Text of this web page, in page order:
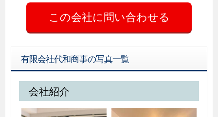
有限会社代和商事の写真一覧
会社紹介